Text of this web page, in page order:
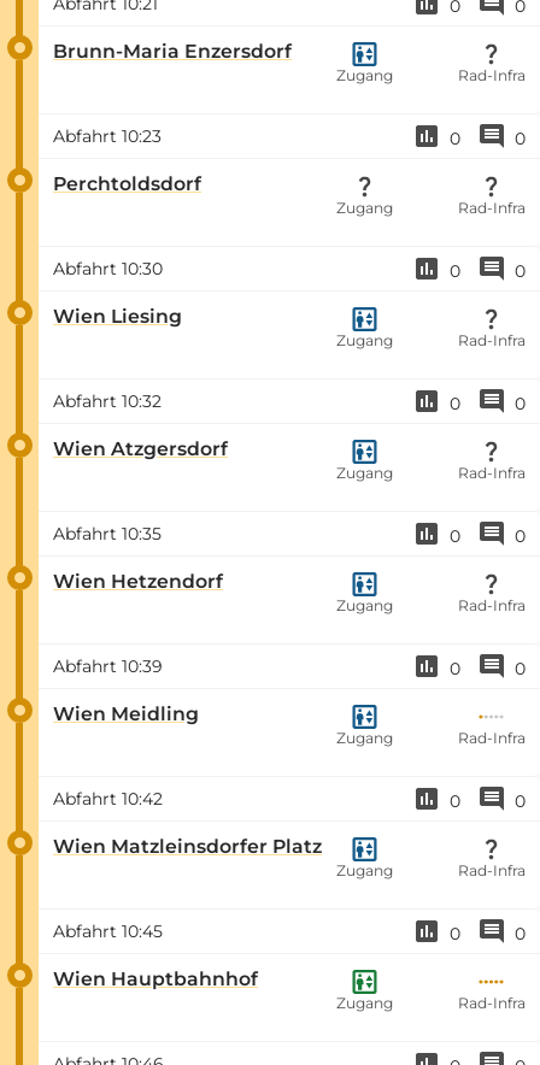
0 0
Brunn-Maria Enzersdorf
Zugang Rad-Infra
Abfahrt 10:23 0 0
Perchtoldsdorf
Zugang Rad-Infra
Abfahrt 10:30 0 0
Wien Liesing
Zugang Rad-Infra
Abfahrt 10:32 0 0
Wien Atzgersdorf
Zugang Rad-Infra
Abfahrt 10:35 0 0
Wien Hetzendorf
Zugang Rad-Infra
Abfahrt 10:39 0 0
Wien Meidling
Zugang Rad-Infra
Abfahrt 10:42 0 0
Wien Matzleinsdorfer Platz
Zugang Rad-Infra
Abfahrt 10:45 0 0
Wien Hauptbahnhof
Zugang Rad-Infra